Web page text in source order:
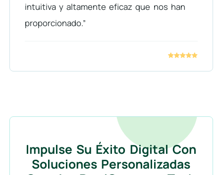
intuitiva y altamente eficaz que nos han
proporcionado.”
Impulse Su Éxito Digital Con
Soluciones Personalizadas